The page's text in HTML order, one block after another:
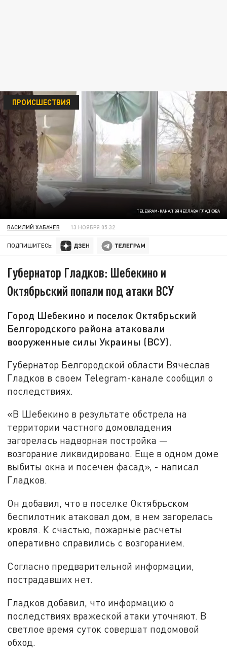
TELEGRAM-КАНАЛ ВЯЧЕСЛАВА ГЛАДКОВА
ПРОИСШЕСТВИЯ
ВАСИЛИЙ ХАБАЧЕВ 13 НОЯБРЯ 05:32
ПОДПИШИТЕСЬ:
Губернатор Гладков: Шебекино и
Октябрьский попали под атаки ВСУ
Город Шебекино и поселок Октябрьский
Белгородского района атаковали
вооруженные силы Украины (ВСУ).
Губернатор Белгородской области Вячеслав
Гладков в своем Telegram-канале сообщил о
последствиях.
«В Шебекино в результате обстрела на
территории частного домовладения
загорелась надворная постройка —
возгорание ликвидировано. Еще в одном доме
выбиты окна и посечен фасад», - написал
Гладков.
Он добавил, что в поселке Октябрьском
беспилотник атаковал дом, в нем загорелась
кровля. К счастью, пожарные расчеты
оперативно справились с возгоранием.
Согласно предварительной информации,
пострадавших нет.
Гладков добавил, что информацию о
последствиях вражеской атаки уточняют. В
светлое время суток совершат подомовой
обход.